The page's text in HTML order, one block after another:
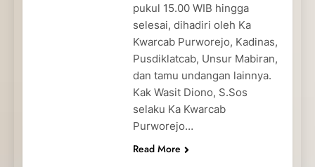
pukul 15.00 WIB hingga
selesai, dihadiri oleh Ka
Kwarcab Purworejo, Kadinas,
Pusdiklatcab, Unsur Mabiran,
dan tamu undangan lainnya.
Kak Wasit Diono, S.Sos
selaku Ka Kwarcab
Purworejo…
Read More